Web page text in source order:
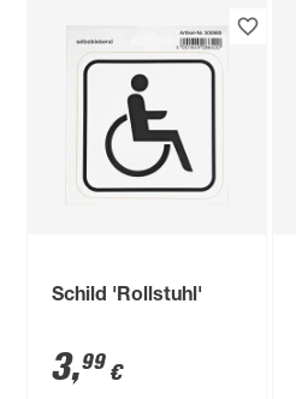
Schild 'Rollstuhl'
3,99 €